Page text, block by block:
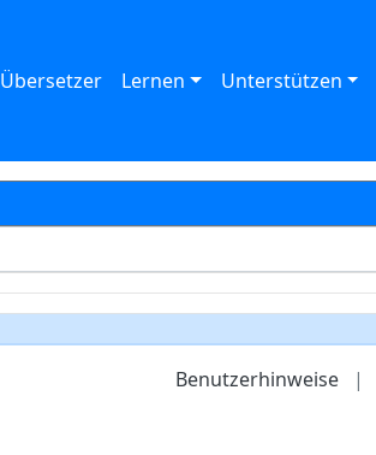
Übersetzer Lernen Unterstützen
Benutzerhinweise |